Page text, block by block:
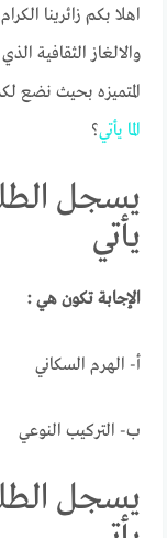
اهلا بكم زائرينا
والالغاز الثقافية
المتميزه بحيث نضع
الما يأتي؟
يسجل
يأتي
الإجابة تكون هي :
أ- الهرم السكاني
ب- التركيب النوعي
يسجل